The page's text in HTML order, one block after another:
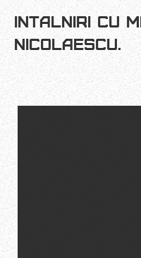
INTALNIRI CU
NICOLAESCU.